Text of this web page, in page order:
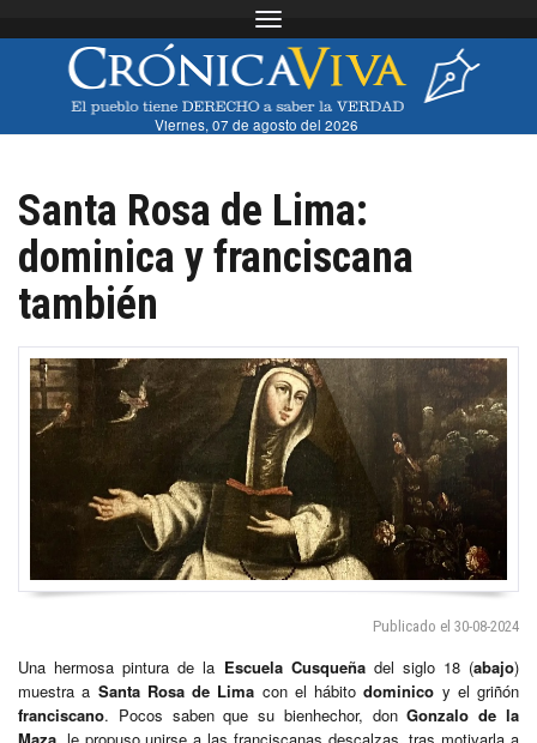
Toggle navigation
Viernes, 07 de agosto del 2026
Santa Rosa de Lima:
dominica y franciscana
también
Publicado el 30-08-2024
Una hermosa pintura de la Escuela Cusqueñadel siglo 18 (abajo)
muestra a Santa Rosa de Lima con el hábitodominico y el griñón
franciscano. Pocos saben que su bienhechor, donGonzalo de la